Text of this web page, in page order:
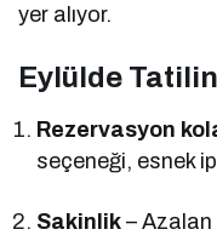
yer alıyor.
Eylülde
Rezervasyon
seçeneği, esnek
Sakinlik – Azalan